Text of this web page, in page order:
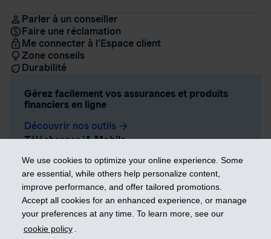
We use cookies to optimize your online experience. Some
are essential, while others help personalize content,
improve performance, and offer tailored promotions.
Accept all cookies for an enhanced experience, or manage
your preferences at any time. To learn more, see our
cookie policy .
Parler à un conseiller
Faire une réclamation
Me connecter à l’Espace client
Zone conseils
Durabilité
Gérez facilement vos assurances et produits
financiers en ligne
Découvrir nos outils arrow_forward
Télécharger iA Mobile
Plan du site
Désabonnement